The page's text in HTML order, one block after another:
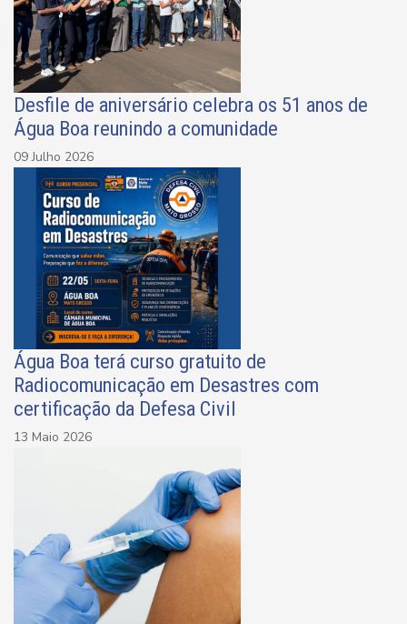
Desfile de aniversário celebra os 51 anos de
Água Boa reunindo a comunidade
09 Julho 2026
Água Boa terá curso gratuito de
Radiocomunicação em Desastres com
certificação da Defesa Civil
13 Maio 2026